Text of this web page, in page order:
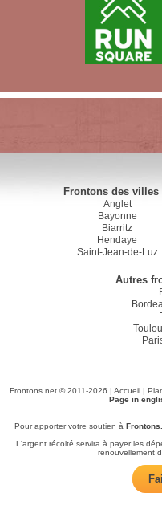
Frontons des
Anglet
Bayonne
Biarritz
Hendaye
Saint-Jean-de-Luz
Autres
Frontons.net © 2011-2026 | Accueil|
Page in
Pour apporter votre soutien à
L'argent récolté servira à payer les
renouvellement